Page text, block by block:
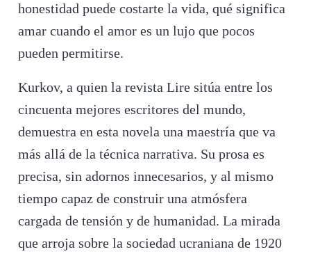
honestidad puede costarte la vida, qué significa
amar cuando el amor es un lujo que pocos
pueden permitirse.
Kurkov, a quien la revista Lire sitúa entre los
cincuenta mejores escritores del mundo,
demuestra en esta novela una maestría que va
más allá de la técnica narrativa. Su prosa es
precisa, sin adornos innecesarios, y al mismo
tiempo capaz de construir una atmósfera
cargada de tensión y de humanidad. La mirada
que arroja sobre la sociedad ucraniana de 1920